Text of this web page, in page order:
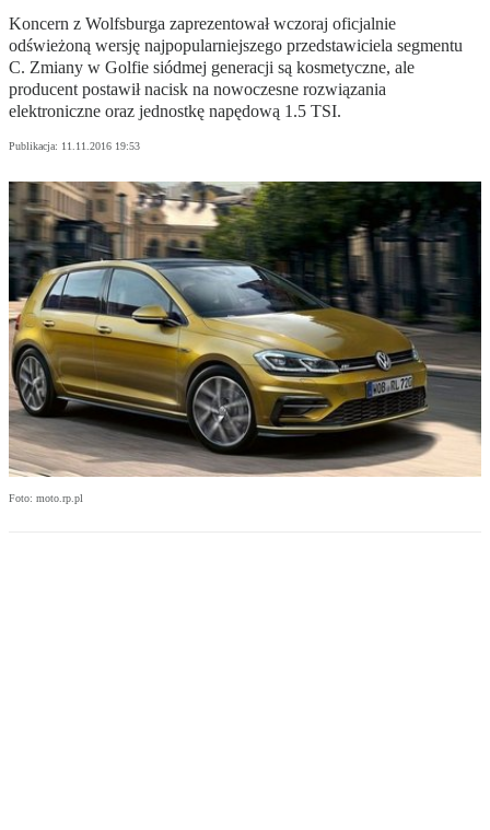
Koncern z Wolfsburga zaprezentował wczoraj oficjalnie
odświeżoną wersję najpopularniejszego przedstawiciela segmentu
C. Zmiany w Golfie siódmej generacji są kosmetyczne, ale
producent postawił nacisk na nowoczesne rozwiązania
elektroniczne oraz jednostkę napędową 1.5 TSI.
Publikacja: 11.11.2016 19:53
Foto: moto.rp.pl